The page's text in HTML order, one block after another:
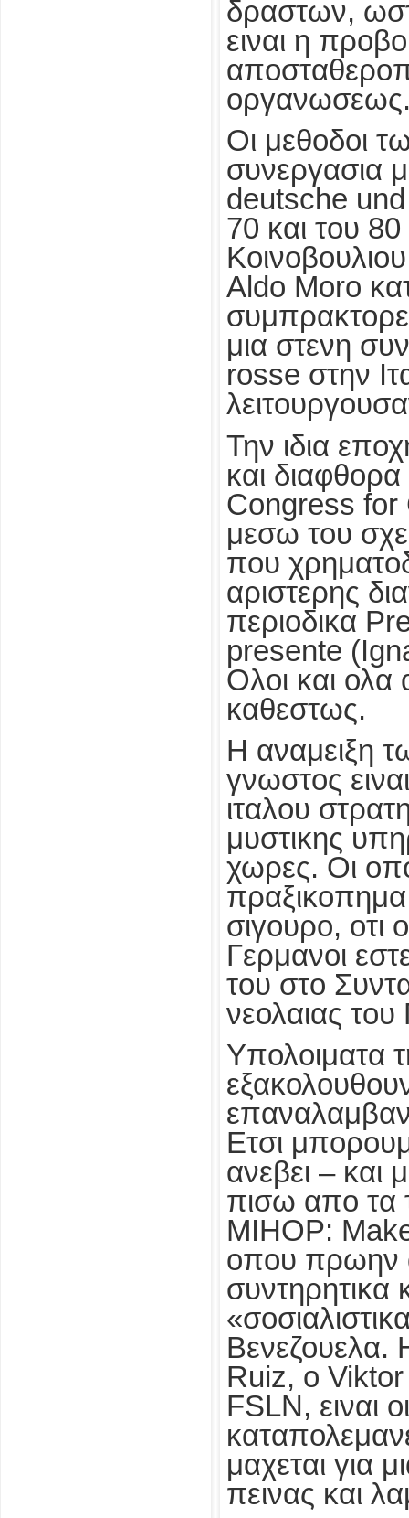
δραστων,
ειναι η
Οι μεθοδοι
συνεργασια
deutsche und
70 και του 80
Aldo Moro
μια στενη
rosse στην
Την ιδια
και
Congress for
μεσω του
που
αριστερης
περιοδικα
presente
Ολοι και ολα
καθεστως.
Η αναμειξη
γνωστος
ιταλου
μυστικης
χωρες. Οι
σιγουρο, οτι
Γερμανοι
του στο
νεολαιας του
Υπολοιματα
Ετσι
ανεβει – και
πισω απο τα
MIHOP:
οπου πρωην
συντηρητικα
Ruiz, ο Viktor
FSLN, ειναι
μαχεται για
πεινας και